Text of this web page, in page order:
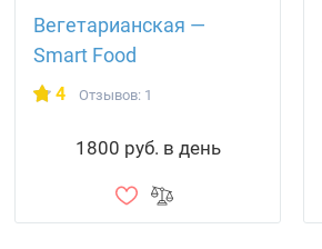
Вегетарианская —
Smart Food
4 Отзывов: 1
1800 руб. в день